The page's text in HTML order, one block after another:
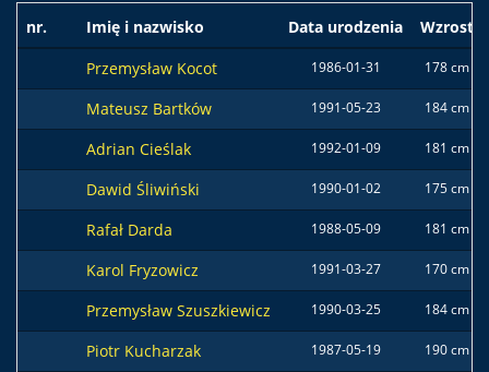
nr. Imię i nazwisko Data urodzenia
Wzrost
Przemysław Kocot
1986-01-31 178 cm
Mateusz Bartków 1991-05-23 184 cm
Adrian Cieślak 1992-01-09 181 cm
Dawid Śliwiński 1990-01-02 175 cm
Rafał Darda 1988-05-09 181 cm
Karol Fryzowicz 1991-03-27 170 cm
Przemysław Szuszkiewicz 1990-03-25 184 cm
Piotr Kucharzak 1987-05-19 190 cm